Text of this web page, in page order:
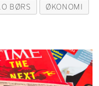
BØRS ØKONOMI